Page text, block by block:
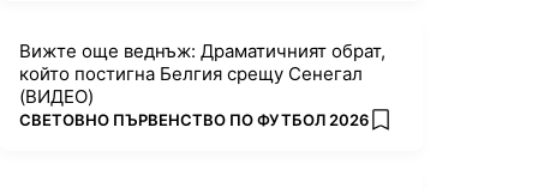
Вижте още веднъж: Драматичният обрат,
който постигна Белгия срещу Сенегал
(ВИДЕО)
ПОВЕЧЕ ОТ
СВЕТОВНО ПЪРВЕНСТВО ПО ФУТБОЛ 2026 add favorites